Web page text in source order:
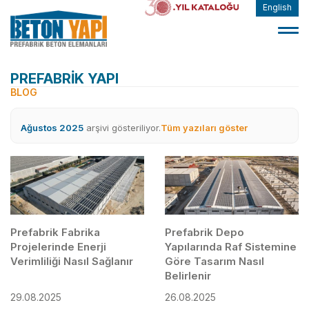
English
PREFABRİK YAPI
BLOG
Ağustos 2025 arşivi gösteriliyor.Tüm yazıları göster
Prefabrik Fabrika
Projelerinde Enerji
Verimliliği Nasıl Sağlanır
29.08.2025
Prefabrik Depo
Yapılarında Raf Sistemine
Göre Tasarım Nasıl
Belirlenir
26.08.2025